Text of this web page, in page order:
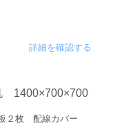
詳細を確認する
1400×700×700
２枚 配線カバー